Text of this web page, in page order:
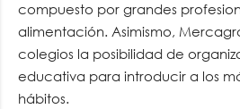
compuesto por grandes
alimentación. Asimismo,
colegios la posibilidad de
educativa para introducir a los
hábitos.